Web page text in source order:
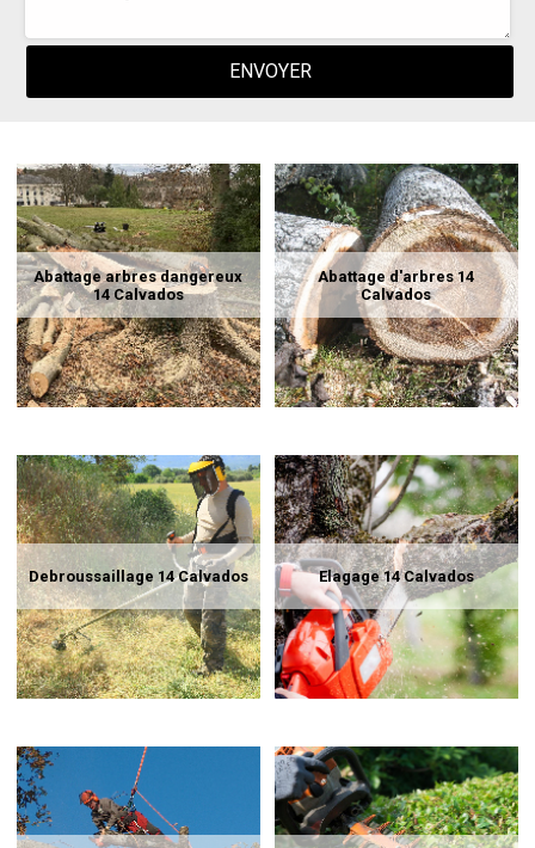
Abattage arbres dangereux
14 Calvados
Abattage d'arbres 14
Calvados
Debroussaillage 14 Calvados Elagage 14 Calvados